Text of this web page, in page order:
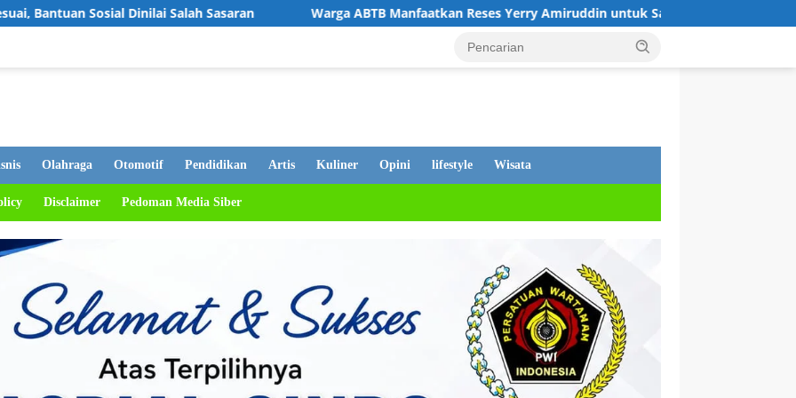
Dinilai Salah Sasaran Warga ABTB Manfaatkan Reses Yerry Amiruddin untuk Sampaikan Beragam Aspirasi
Olahraga Otomotif Pendidikan Artis Kuliner Opini lifestyle Wisata
Disclaimer Pedoman Media Siber